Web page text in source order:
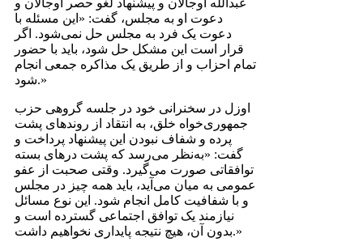
عبدالله اوجالان و پیشنهاد لغو حصر اوجالان و
دعوت او به مجلس، گفت: «این مسئله با
دعوت یک فرد به مجلس حل نمی‌شود. اگر
قرار است این مشکل حل شود، باید با حضور
تمام احزاب و از طریق یک مذاکره جمعی انجام
شود.»
اوزل در سخنرانی خود در جلسه گروهی حزب
جمهوری‌خواه خلق، به انتقاد از روندهای پشت
پرده و شفاف نبودن این پیشنهاد پرداخت و
گفت: «به‌نظر می‌رسد که پشت درهای بسته
توافقاتی صورت می‌گیرد. وقتی صحبت از عفو
عمومی به میان می‌آید، باید همه چیز در مجلس
و با شفافیت کامل انجام شود. این نوع مسائل
نیازمند یک توافق اجتماعی گسترده است و
بدون آن، هیچ نتیجه پایداری نخواهیم داشت.»